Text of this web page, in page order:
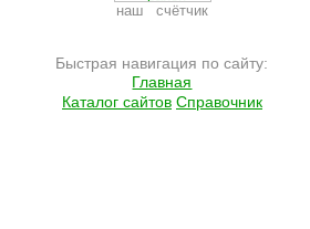
наш счётчик
Быстрая навигация по сайту:
Главная
Каталог сайтов Справочник